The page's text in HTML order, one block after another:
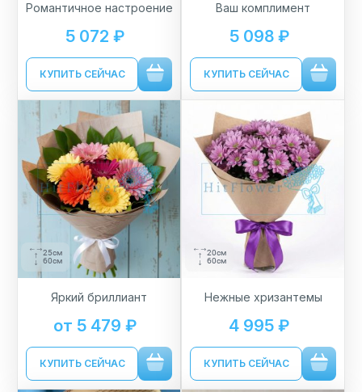
Романтичное настроение
5 072 ₽
КУПИТЬ СЕЙЧАС
Ваш комплимент
5 098 ₽
КУПИТЬ СЕЙЧАС
25см
60см
Яркий бриллиант
от 5 479 ₽
КУПИТЬ СЕЙЧАС
20см
60см
Нежные хризантемы
4 995 ₽
КУПИТЬ СЕЙЧАС